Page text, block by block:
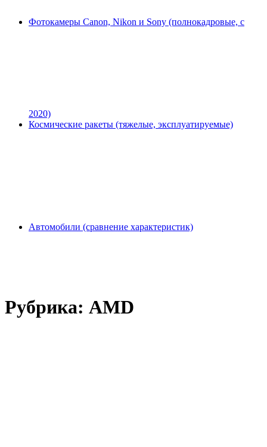
Фотокамеры Canon, Nikon и Sony (полнокадровые, с
2020)
Космические ракеты (тяжелые, эксплуатируемые)
Автомобили (сравнение характеристик)
Рубрика: AMD